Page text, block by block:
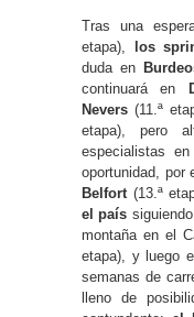
Tras una
etapa),
los
duda en
continuará en
Nevers (11.ª
etapa), pero
especialistas
oportunidad, por
Belfort (13.ª
el país
montaña en el
etapa), y luego
semanas de
lleno de